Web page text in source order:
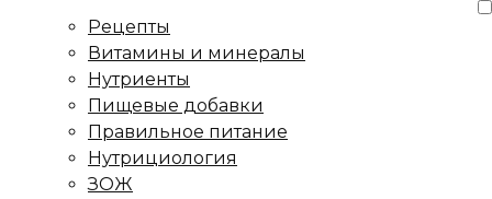
Рецепты
Витамины и минералы
Нутриенты
Пищевые добавки
Правильное питание
Нутрициология
ЗОЖ